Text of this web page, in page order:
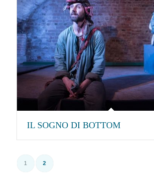
IL SOGNO DI BOTTOM
1 2